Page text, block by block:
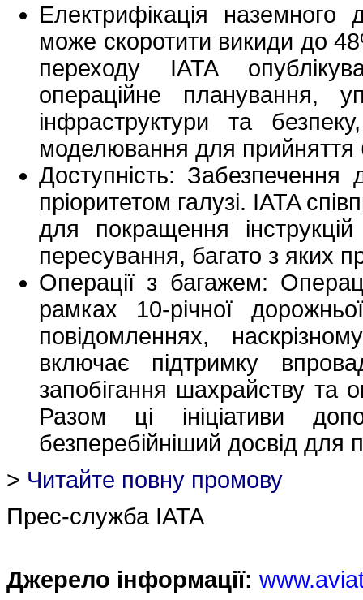
Електрифікація
може скоротити викиди до
переходу IATA
операційне планування,
інфраструктури та
моделювання для прийняття
Доступність: Забезпечення
пріоритетом галузі. IATA
для покращення
пересування, багато з яких
Операції з багажем:
рамках 10-річної
повідомленнях,
включає підтримку
запобігання шахрайству та
Разом ці ініціативи
безперебійніший досвід для
> Читайте повну промову
Прес-служба IATA
Джерело інформації: